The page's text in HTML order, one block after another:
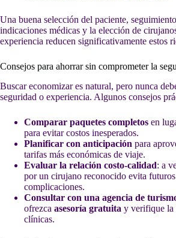
Una buena selección del paciente,
indicaciones médicas y la elección de
experiencia reducen significativamente estos
Consejos para ahorrar sin comprometer la
Buscar economizar es natural, pero nunca
seguridad o experiencia. Algunos consejos
Comparar paquetes completos en
para evitar costos inesperados.
Planificar con anticipación para
tarifas más económicas de viaje.
Evaluar la relación costo-calidad: a
por un cirujano reconocido evita
complicaciones.
Consultar con una agencia de
ofrezca asesoría gratuita y verifique la
clínicas.